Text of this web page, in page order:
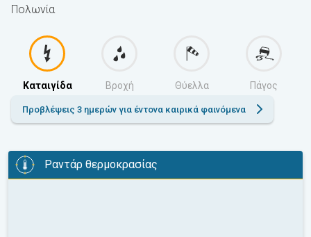
Πολωνία
Καταιγίδα Βροχή Θύελλα Πάγος
Προβλέψεις 3 ημερών για έντονα καιρικά φαινόμενα
Ραντάρ θερμοκρασίας